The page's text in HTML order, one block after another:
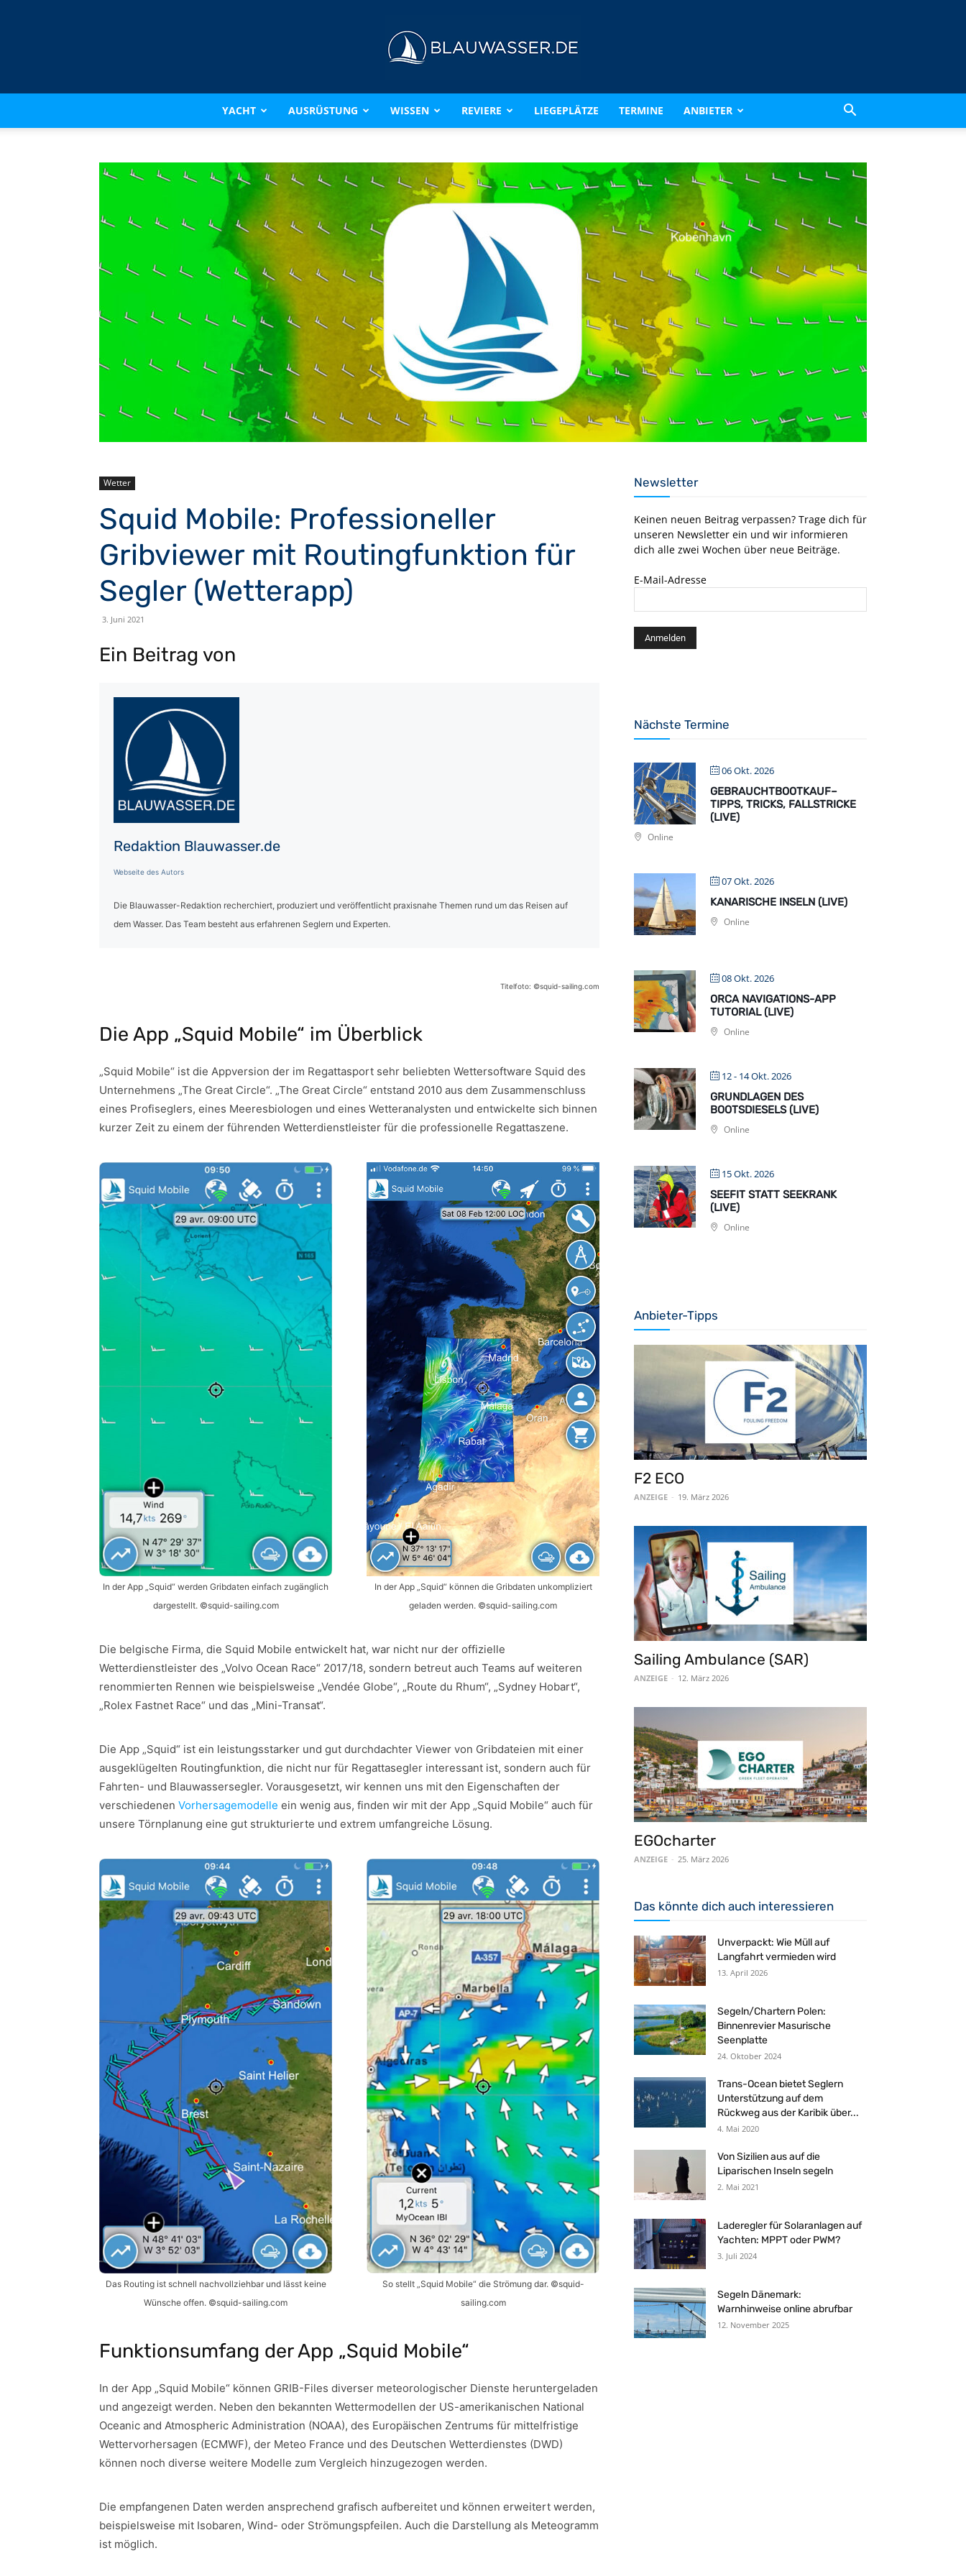
BLAUWASSER.DE
YACHT AUSRÜSTUNG WISSEN REVIERE LIEGEPLÄTZE TERMINE ANBIETER
Wetter
Squid Mobile: Professioneller
Gribviewer mit Routingfunktion für
Segler (Wetterapp)
3. Juni 2021
Ein Beitrag von
Redaktion Blauwasser.de
Webseite des Autors
Die Blauwasser-Redaktion recherchiert, produziert und veröffentlicht praxisnahe Themen rund um das Reisen auf
dem Wasser. Das Team besteht aus erfahrenen Seglern und Experten.
Titelfoto: ©️squid-sailing.com
Die App „Squid Mobile“ im Überblick
„Squid Mobile“ ist die Appversion der im Regattasport sehr beliebten Wettersoftware Squid des
Unternehmens „The Great Circle“. „The Great Circle“ entstand 2010 aus dem Zusammenschluss
eines Profiseglers, eines Meeresbiologen und eines Wetteranalysten und entwickelte sich binnen
kurzer Zeit zu einem der führenden Wetterdienstleister für die professionelle Regattaszene.
In der App „Squid“ werden Gribdaten einfach zugänglich
dargestellt. ©squid-sailing.com
In der App „Squid“ können die Gribdaten unkompliziert
geladen werden. ©squid-sailing.com
Die belgische Firma, die Squid Mobile entwickelt hat, war nicht nur der offizielle
Wetterdienstleister des „Volvo Ocean Race“ 2017/18, sondern betreut auch Teams auf weiteren
renommierten Rennen wie beispielsweise „Vendée Globe“, „Route du Rhum“, „Sydney Hobart“,
„Rolex Fastnet Race“ und das „Mini-Transat“.
Die App „Squid“ ist ein leistungsstarker und gut durchdachter Viewer von Gribdateien mit einer
ausgeklügelten Routingfunktion, die nicht nur für Regattasegler interessant ist, sondern auch für
Fahrten- und Blauwassersegler. Vorausgesetzt, wir kennen uns mit den Eigenschaften der
verschiedenen Vorhersagemodelle ein wenig aus, finden wir mit der App „Squid Mobile“ auch für
unsere Törnplanung eine gut strukturierte und extrem umfangreiche Lösung.
Das Routing ist schnell nachvollziehbar und lässt keine
Wünsche offen. ©squid-sailing.com
So stellt „Squid Mobile“ die Strömung dar. ©squid-
sailing.com
Funktionsumfang der App „Squid Mobile“
In der App „Squid Mobile“ können GRIB-Files diverser meteorologischer Dienste heruntergeladen
und angezeigt werden. Neben den bekannten Wettermodellen der US-amerikanischen National
Oceanic and Atmospheric Administration (NOAA), des Europäischen Zentrums für mittelfristige
Wettervorhersagen (ECMWF), der Meteo France und des Deutschen Wetterdienstes (DWD)
können noch diverse weitere Modelle zum Vergleich hinzugezogen werden.
Die empfangenen Daten werden ansprechend grafisch aufbereitet und können erweitert werden,
beispielsweise mit Isobaren, Wind- oder Strömungspfeilen. Auch die Darstellung als Meteogramm
ist möglich.
Newsletter
Keinen neuen Beitrag verpassen? Trage dich für
unseren Newsletter ein und wir informieren
dich alle zwei Wochen über neue Beiträge.
E-Mail-Adresse
Nächste Termine
06 Okt. 2026
GEBRAUCHTBOOTKAUF–
TIPPS, TRICKS, FALLSTRICKE
(LIVE)
Online
07 Okt. 2026
KANARISCHE INSELN (LIVE)
Online
08 Okt. 2026
ORCA NAVIGATIONS-APP
TUTORIAL (LIVE)
Online
12 - 14 Okt. 2026
GRUNDLAGEN DES
BOOTSDIESELS (LIVE)
Online
15 Okt. 2026
SEEFIT STATT SEEKRANK
(LIVE)
Online
Anbieter-Tipps
F2 ECO
ANZEIGE - 19. März 2026
Sailing Ambulance (SAR)
ANZEIGE - 12. März 2026
EGOcharter
ANZEIGE - 25. März 2026
Das könnte dich auch interessieren
Unverpackt: Wie Müll auf
Langfahrt vermieden wird
13. April 2026
Segeln/Chartern Polen:
Binnenrevier Masurische
Seenplatte
24. Oktober 2024
Trans-Ocean bietet Seglern
Unterstützung auf dem
Rückweg aus der Karibik über...
4. Mai 2020
Von Sizilien aus auf die
Liparischen Inseln segeln
2. Mai 2021
Laderegler für Solaranlagen auf
Yachten: MPPT oder PWM?
3. Juli 2024
Segeln Dänemark:
Warnhinweise online abrufbar
12. November 2025